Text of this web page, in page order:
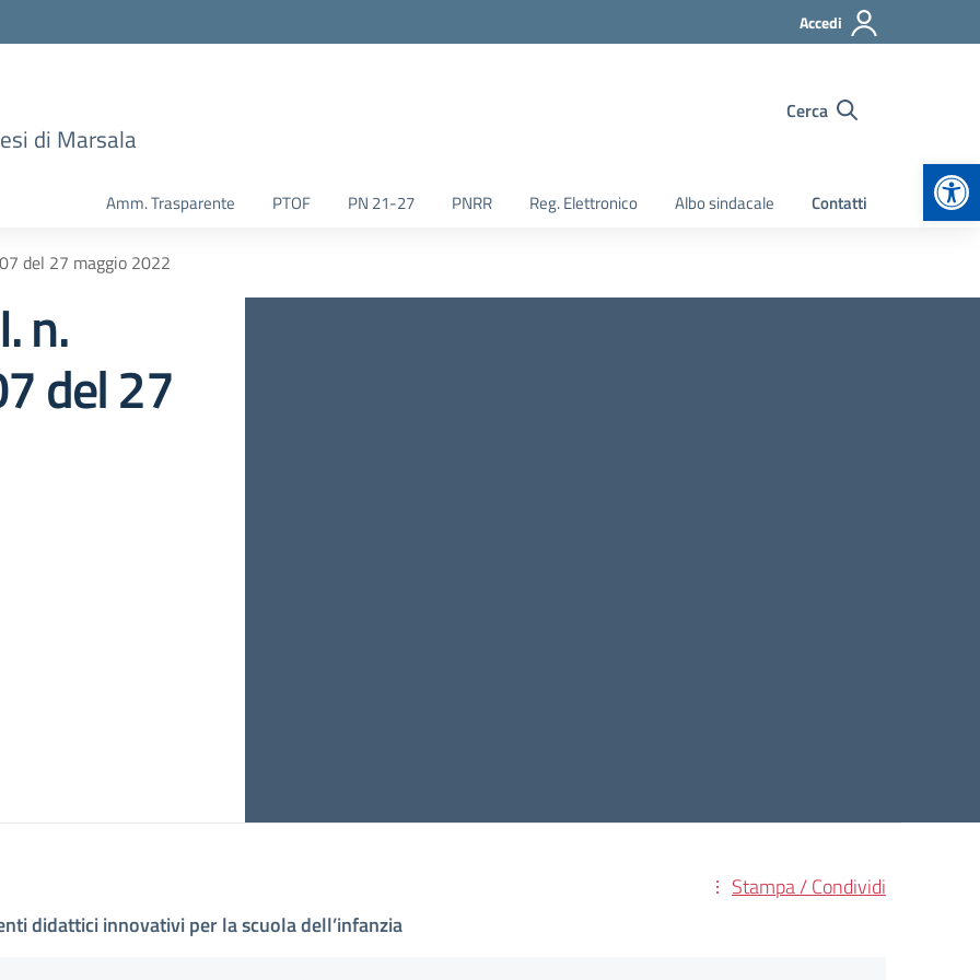
Accedi
di Marsala
Cerca
Amm. Trasparente PTOF PN 21-27 PNRR Reg. Elettronico Albo sindacale Contatti
del 27 maggio 2022
n.
del 27
Stampa / Condividi
didattici innovativi per la scuola dell’infanzia